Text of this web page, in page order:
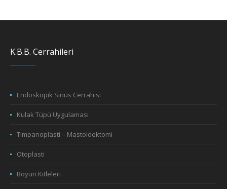
K.B.B. Cerrahileri
Endoskopik Sinüs Cerrahisi
Kulak Tüpü Uygulaması
Timpanoplasti – Mastoidektomi
Otoplasti
Boyun Kitleleri